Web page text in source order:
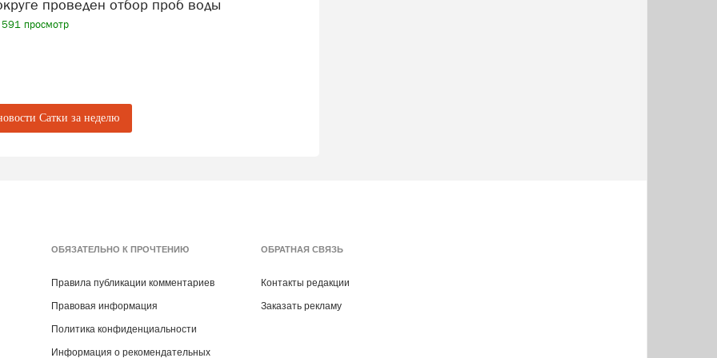
ждут 8 и 9 августа (суббота и
аккумуляторные болгарки, бокорезы для
Александре Богдановой
грантового проекта «Дом лося Сохатка.
фонда природы.
проведен отбор проб воды
591 просмотр
Сатки за неделю
ОБЯЗАТЕЛЬНО К ПРОЧТЕНИЮ
Правила публикации комментариев
Правовая информация
Политика конфиденциальности
Информация о рекомендательных
ОБРАТНАЯ СВЯЗЬ
Контакты редакции
Заказать рекламу